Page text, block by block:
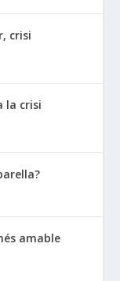
crisi
la crisi
amable